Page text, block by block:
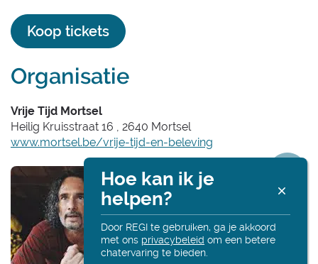
Koop tickets
Organisatie
Vrije Tijd Mortsel
Heilig Kruisstraat 16 , 2640 Mortsel
Website
www.mortsel.be/vrije-tijd-en-beleving
Deel
Hoe kan ik je
helpen?
Door REGI te gebruiken, ga je akkoord
met ons privacybeleid om een betere
chatervaring te bieden.